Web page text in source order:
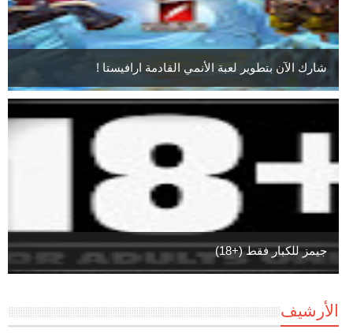
شارك الآن بتطوير لعبة الأنمي القادمة ارافيستا !
جيمز للكبار فقط (+18)
الأرشيف